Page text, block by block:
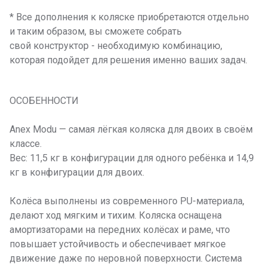
* Все дополнения к коляске приобретаются отдельно
и таким образом, вы сможете собрать
свой конструктор - необходимую комбинацию,
которая подойдет для решения именно ваших задач.
ОСОБЕННОСТИ
Anex Modu — самая лёгкая коляска для двоих в своём
классе.
Вес: 11,5 кг в конфигурации для одного ребёнка и 14,9
кг в конфигурации для двоих.
Колёса выполнены из современного PU-материала,
делают ход мягким и тихим. Коляска оснащена
амортизаторами на передних колёсах и раме, что
повышает устойчивость и обеспечивает мягкое
движение даже по неровной поверхности. Система